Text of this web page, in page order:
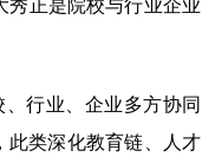
秀正是院校与行业企业
行业、企业多方协同
此类深化教育链、人才